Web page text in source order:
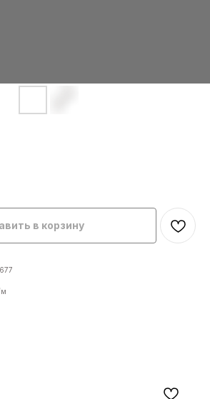
в корзину
м